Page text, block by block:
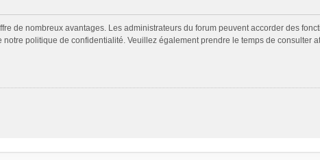
de nombreux avantages. Les administrateurs du forum peuvent accorder des
politique de confidentialité. Veuillez également prendre le temps de consulter